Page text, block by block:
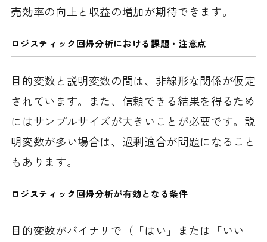
売効率の向上と収益の増加が期待できます。
ロジスティック回帰分析における課題 ・注意点
目的変数と説明変数の間は、非線形な関係が仮定
されています。また、信頼できる結果を得るため
にはサンプルサイズが大きいことが必要です。説
明変数が多い場合は、過剰適合が問題になること
もあります。
ロジスティック回帰分析が有効となる条件
目的変数がバイナリで（「はい」または「いい